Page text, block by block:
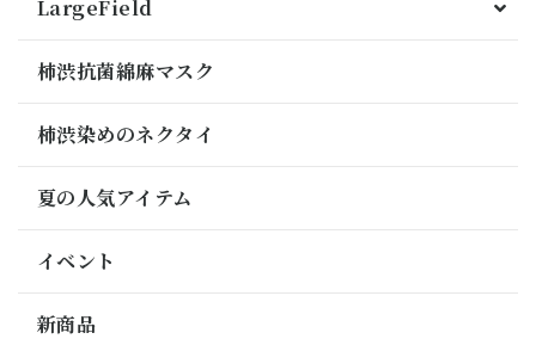
LargeField
柿渋抗菌綿麻マスク
柿渋染めのネクタイ
夏の人気アイテム
イベント
新商品